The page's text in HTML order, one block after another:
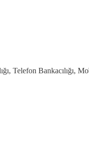
Telefon Bankacılığı,